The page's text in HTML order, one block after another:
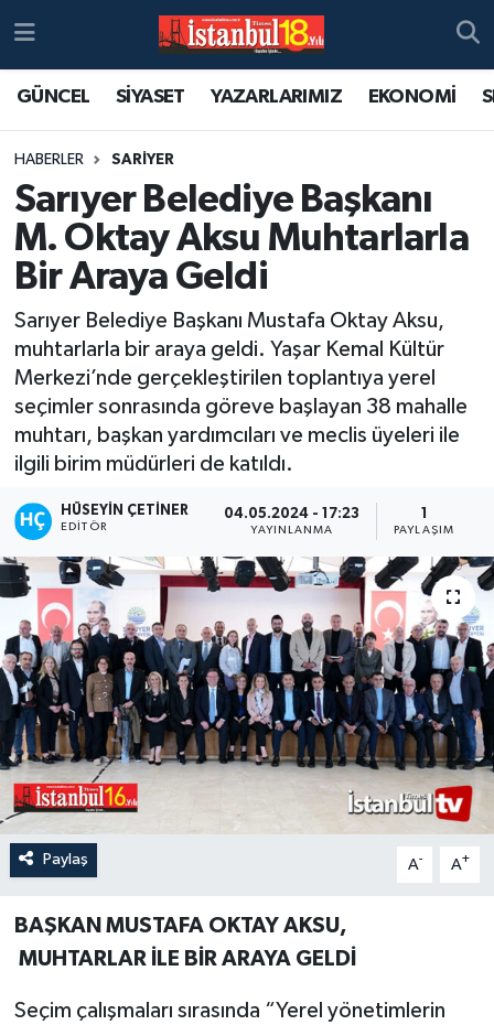
GÜNCEL SİYASET YAZARLARIMIZ EKONOMİ
HABERLER SARİYER
Sarıyer Belediye Başkanı
M. Oktay Aksu Muhtarlarla
Bir Araya Geldi
Sarıyer Belediye Başkanı Mustafa Oktay Aksu,
muhtarlarla bir araya geldi. Yaşar Kemal Kültür
Merkezi’nde gerçekleştirilen toplantıya yerel
seçimler sonrasında göreve başlayan 38 mahalle
muhtarı, başkan yardımcıları ve meclis üyeleri ile
ilgili birim müdürleri de katıldı.
HÜSEYIN ÇETINER
EDITÖR
04.05.2024 - 17:23
YAYINLANMA
1
PAYLAŞIM
Paylaş A- A+
BAŞKAN MUSTAFA OKTAY AKSU,
MUHTARLAR İLE BİR ARAYA GELDİ
Seçim çalışmaları sırasında “Yerel yönetimlerin